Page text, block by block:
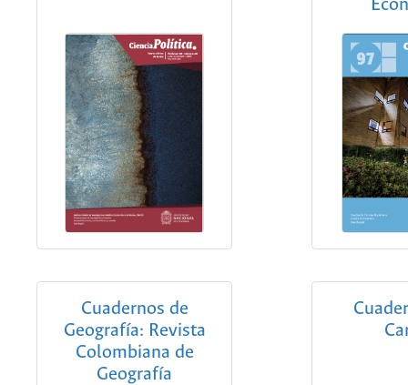
Cuadernos de
Geografía: Revista
Colombiana de
Geografía